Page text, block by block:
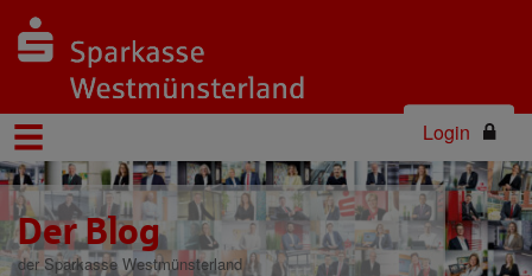
Login
Der Blog
der Sparkasse Westmünsterland